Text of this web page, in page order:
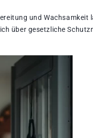
und Wachsamkeit
über gesetzliche